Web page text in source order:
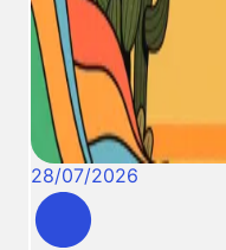
28/07/2026